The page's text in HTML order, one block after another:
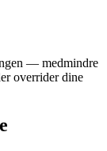
— medmindre
overrider dine